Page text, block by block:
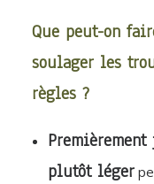
Que peut-on
soulager les
règles ?
plutôt léger